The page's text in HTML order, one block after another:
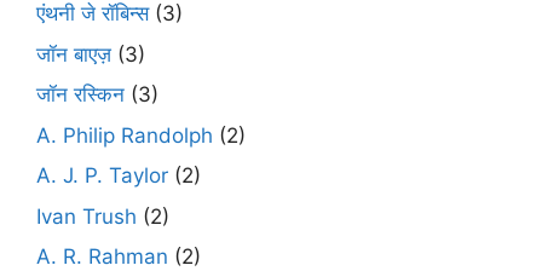
एंथनी जे रॉबिन्स(3)
जॉन बाएज़ (3)
जॉन रस्किन (3)
A. Philip Randolph (2)
A. J. P. Taylor (2)
Ivan Trush (2)
A. R. Rahman (2)